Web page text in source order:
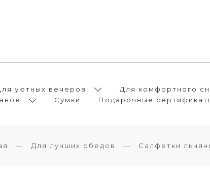
уютных вечеров
Для комфортного
Сумки Подарочные
Для лучших обедов Салфетки